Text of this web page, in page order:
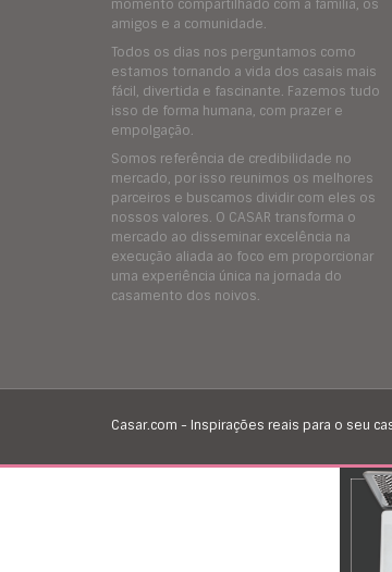
momento compartilhado com a família, os
amigos e a comunidade.
Todos os dias nos perguntamos como
estamos tornando a vida dos casais mais
fácil, divertida e fascinante. Fazemos tudo
isso de forma humana, com prazer e
empolgação.
Somos referência de credibilidade no
mercado, por isso reunimos os melhores
parceiros e buscamos dividir com eles os
nossos valores. O CASAR transforma o
mercado ao disseminar excelência na
execução aliada ao foco em proporcionar
uma experiência única na jornada do
casamento dos noivos.
Casar.com - Inspirações reais para o seu